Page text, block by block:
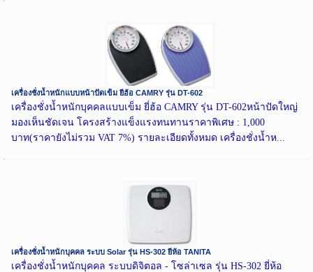
เครื่องชั่งน้ำหนักแบบหน้าปัดเข็ม ยี่ฮ้อ CAMRY รุ่น DT-602
เครื่องชั่งน้ำหนักบุคคลแบบเข็ม ยี่ฮ้อ CAMRY รุ่น DT-602หน้าปัดใหญ่
มองเห็นชัดเจน โครงสร้างแข็งแรงทนทานราคาพิเศษ : 1,000
บาท(ราคายังไม่รวม VAT 7%) รายละเอียดทั้งหมด เครื่องชั่งน้ำห...
เครื่องชั่งน้ำหนักบุคคล ระบบ Solar รุ่น HS-302 ยี่ห้อ TANITA
เครื่องชั่งน้ำหนักบุคคล ระบบดิจิตอล - โซล่าเซล รุ่น HS-302 ยี่ห้อ